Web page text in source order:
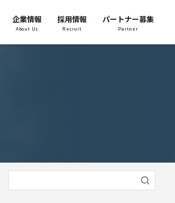
企業情報
About Us
採用情報
Recruit
パートナー募集
Partner